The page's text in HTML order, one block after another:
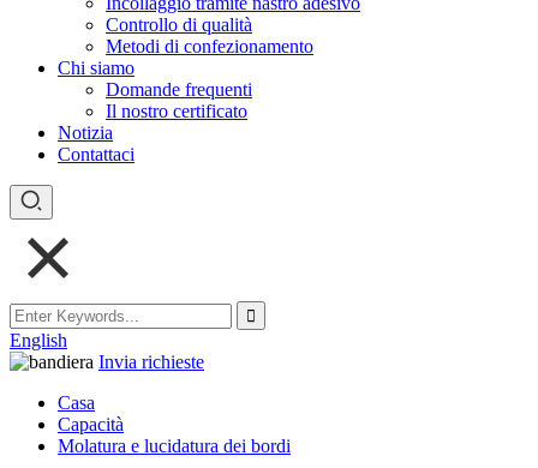
Controllo di qualità
Metodi di confezionamento
Chi siamo
Domande frequenti
Il nostro certificato
Notizia
Contattaci
English
Invia richieste
Casa
Capacità
Molatura e lucidatura dei bordi